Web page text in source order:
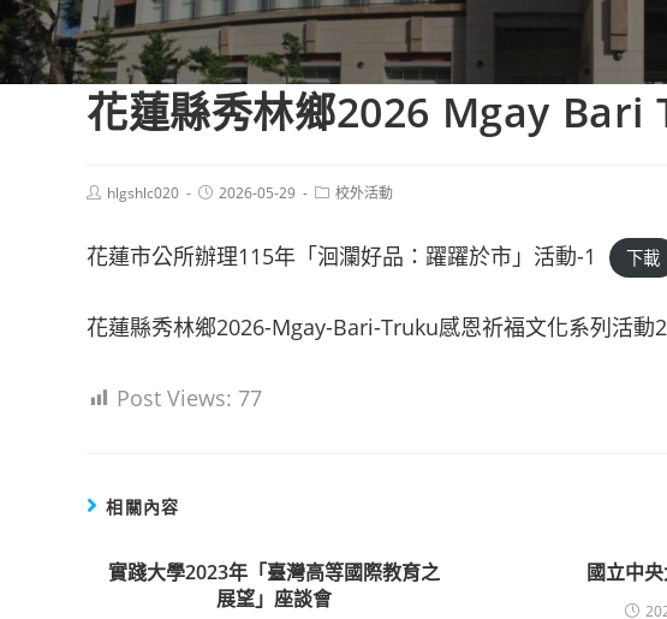
花蓮縣秀林鄉2026 Mgay Bari
Posthlgshlc020
Post2026-05-29
Post校外活動
花蓮市公所辦理115年「洄瀾好品：躍躍於市」活動-1 下載
花蓮縣秀林鄉2026-Mgay-Bari-Truku感恩祈福文化系列活動2
Post Views: 77
相關內容
實踐大學2023年「臺灣高等國際教育之
展望」座談會
國立中